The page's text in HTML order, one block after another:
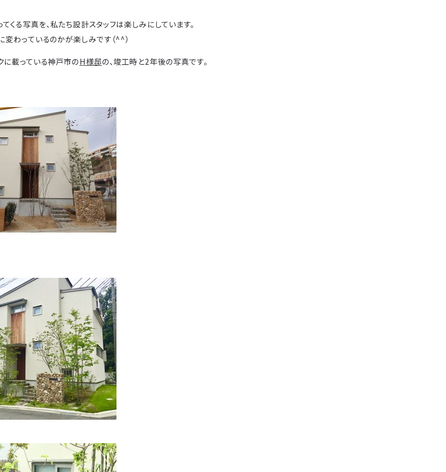
くる写真を、私たち設計スタッフは楽しみにしています。
わっているのかが楽しみです（^^）
に載っている神戸市のH様邸の、竣工時と2年後の写真です。